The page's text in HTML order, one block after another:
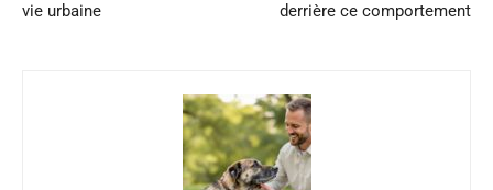
vie urbaine derrière ce comportement